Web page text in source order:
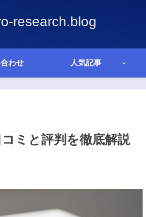
research.blog
わせ 人気記事
ミと評判を徹底解説